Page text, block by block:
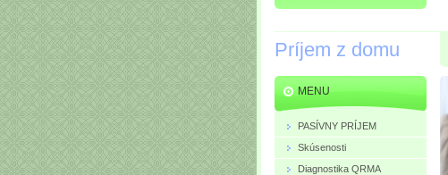
Príjem z domu
MENU
PASÍVNY PRÍJEM
Skúsenosti
Diagnostika QRMA